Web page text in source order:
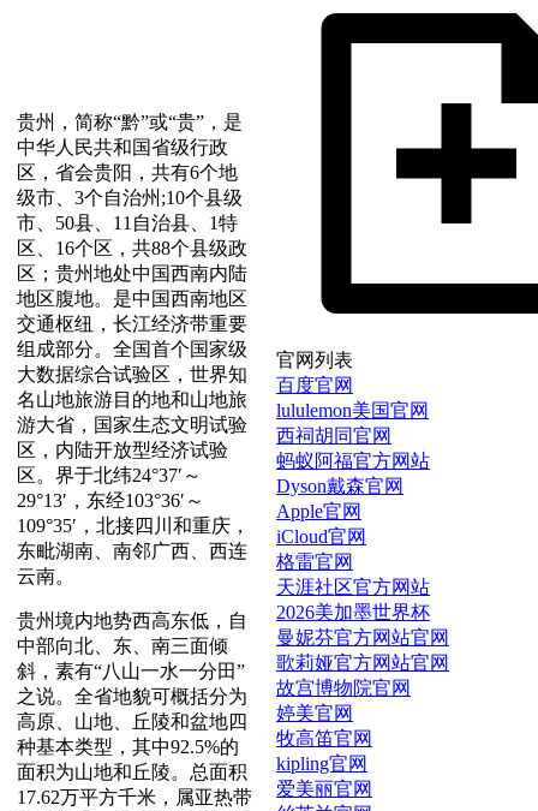
贵州，简称“黔”或“贵”，是
中华人民共和国省级行政
区，省会贵阳，共有6个地
级市、3个自治州;10个县级
市、50县、11自治县、1特
区、16个区，共88个县级政
区；贵州地处中国西南内陆
地区腹地。是中国西南地区
交通枢纽，长江经济带重要
组成部分。全国首个国家级
大数据综合试验区，世界知
名山地旅游目的地和山地旅
游大省，国家生态文明试验
区，内陆开放型经济试验
区。界于北纬24°37′～
29°13′，东经103°36′～
109°35′，北接四川和重庆，
东毗湖南、南邻广西、西连
云南。
贵州境内地势西高东低，自
中部向北、东、南三面倾
斜，素有“八山一水一分田”
之说。全省地貌可概括分为
高原、山地、丘陵和盆地四
种基本类型，其中92.5%的
面积为山地和丘陵。总面积
17.62万平方千米，属亚热带
官网列表
百度官网
lululemon美国官网
西祠胡同官网
蚂蚁阿福官方网站
Dyson戴森官网
Apple官网
iCloud官网
格雷官网
天涯社区官方网站
2026美加墨世界杯
曼妮芬官方网站官网
歌莉娅官方网站官网
故宫博物院官网
婷美官网
牧高笛官网
kipling官网
爱美丽官网